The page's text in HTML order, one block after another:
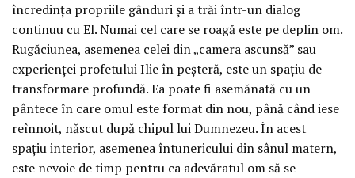
încredința propriile gânduri și a trăi într-un dialog
continuu cu El. Numai cel care se roagă este pe deplin om.
Rugăciunea, asemenea celei din „camera ascunsă” sau
experienței profetului Ilie în peșteră, este un spațiu de
transformare profundă. Ea poate fi asemănată cu un
pântece în care omul este format din nou, până când iese
reînnoit, născut după chipul lui Dumnezeu. În acest
spațiu interior, asemenea întunericului din sânul matern,
este nevoie de timp pentru ca adevăratul om să se